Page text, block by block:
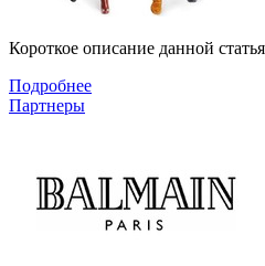
Короткое описание данной статья
Подробнее
Партнеры